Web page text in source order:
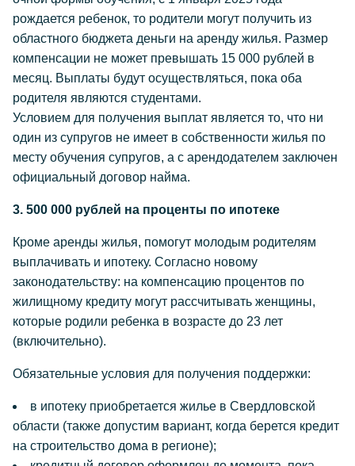
рождается ребенок, то родители могут получить из
областного бюджета деньги на аренду жилья. Размер
компенсации не может превышать 15 000 рублей в
месяц. Выплаты будут осуществляться, пока оба
родителя являются студентами.
Условием для получения выплат является то, что ни
один из супругов не имеет в собственности жилья по
месту обучения супругов, а с арендодателем заключен
официальный договор найма.
3. 500 000 рублей на проценты по ипотеке
Кроме аренды жилья, помогут молодым родителям
выплачивать и ипотеку. Согласно новому
законодательству: на компенсацию процентов по
жилищному кредиту могут рассчитывать женщины,
которые родили ребенка в возрасте до 23 лет
(включительно).
Обязательные условия для получения поддержки:
в ипотеку приобретается жилье в Свердловской
области (также допустим вариант, когда берется кредит
на строительство дома в регионе);